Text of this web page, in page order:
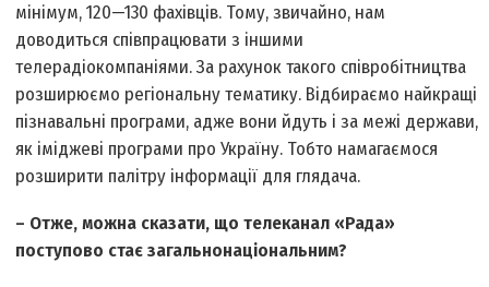
мінімум, 120—130 фахівців. Тому, звичайно, нам
доводиться співпрацювати з іншими
телерадіокомпаніями. За рахунок такого співробітництва
розширюємо регіональну тематику. Відбираємо найкращі
пізнавальні програми, адже вони йдуть і за межі держави,
як іміджеві програми про Україну. Тобто намагаємося
розширити палітру інформації для глядача.
– Отже, можна сказати, що телеканал «Рада»
поступово стає загальнонаціональним?